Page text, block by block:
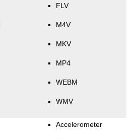
FLV
M4V
MKV
MP4
WEBM
WMV
Accelerometer